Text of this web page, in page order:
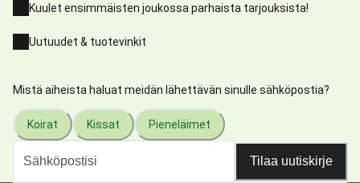
Kuulet ensimmäisten joukossa parhaista tarjouksista!
Uutuudet & tuotevinkit
Mistä aiheista haluat meidän lähettävän sinulle sähköpostia?
Koirat Kissat Pieneläimet
Tilaa uutiskirje